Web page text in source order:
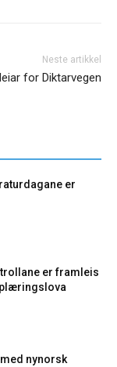
Neste artikkel
for Diktarvegen
er
er framleis
nynorsk